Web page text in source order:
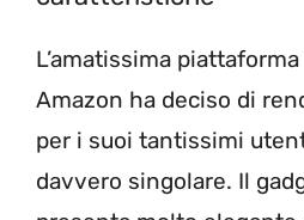
L’amatissima
Amazon ha deciso di
per i suoi tantissimi
davvero singolare. Il